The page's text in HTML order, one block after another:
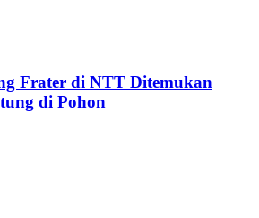
Frater di NTT Ditemukan
di Pohon